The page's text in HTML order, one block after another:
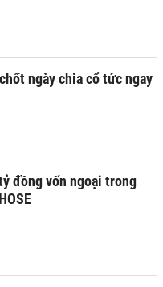
ngày chia cổ tức ngay
đồng vốn ngoại trong